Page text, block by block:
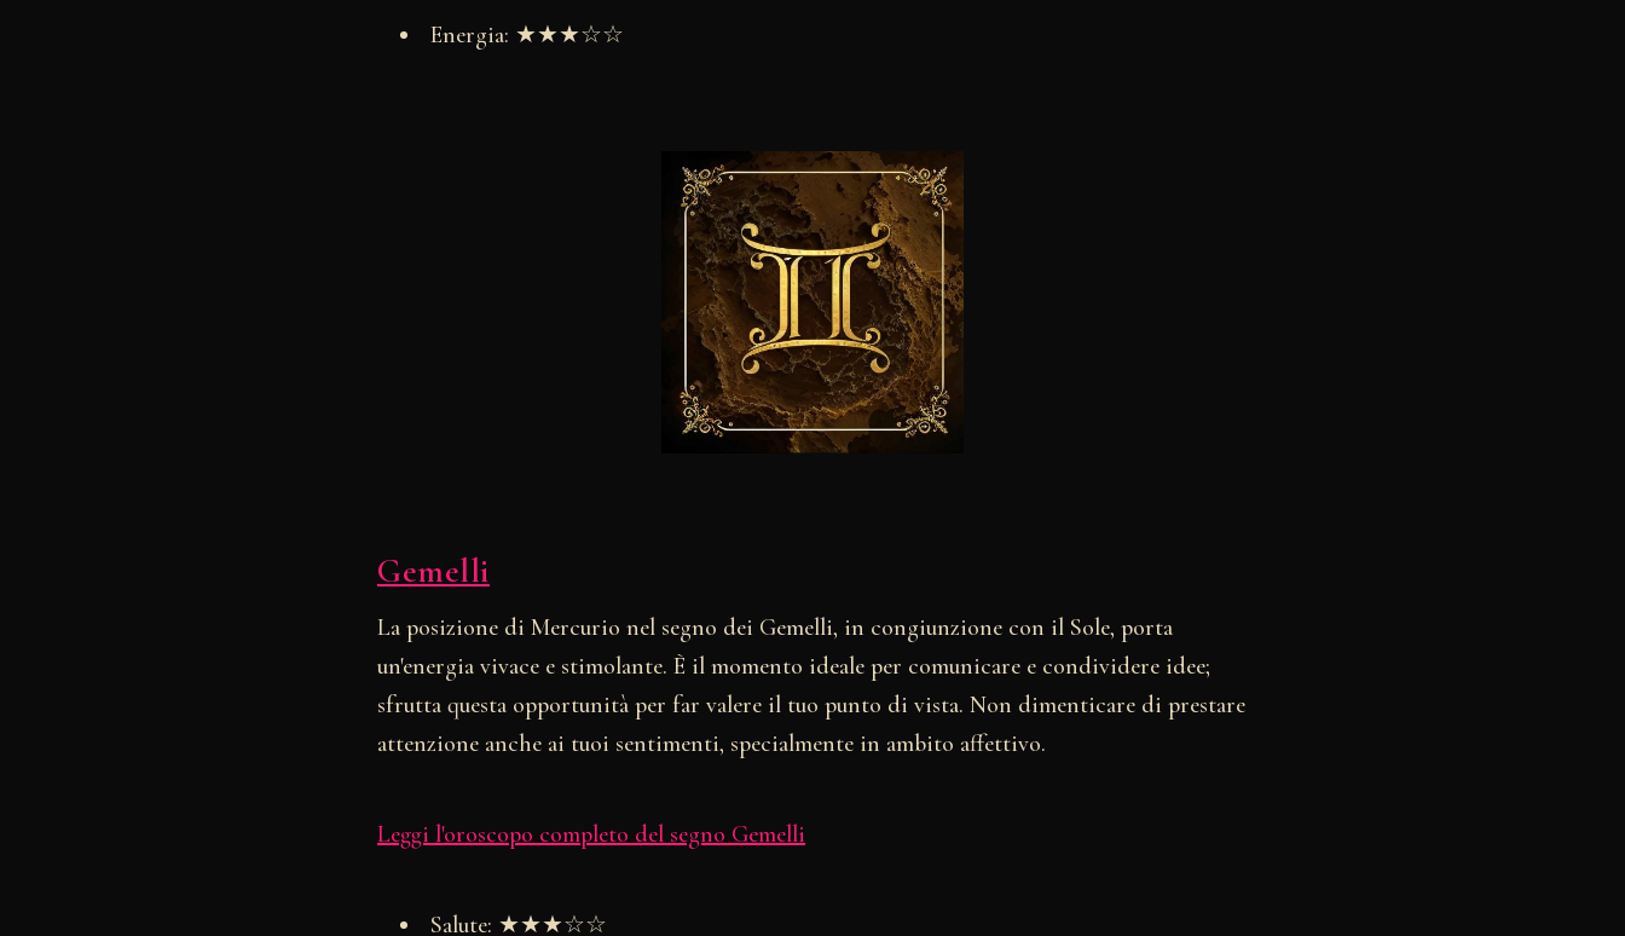
Energia: ★★★☆☆
Gemelli
La posizione di Mercurio nel segno dei Gemelli, in congiunzione con il Sole, porta
un'energia vivace e stimolante. È il momento ideale per comunicare e condividere idee;
sfrutta questa opportunità per far valere il tuo punto di vista. Non dimenticare di prestare
attenzione anche ai tuoi sentimenti, specialmente in ambito affettivo.
Leggi l'oroscopo completo del segno Gemelli
Salute: ★★★☆☆